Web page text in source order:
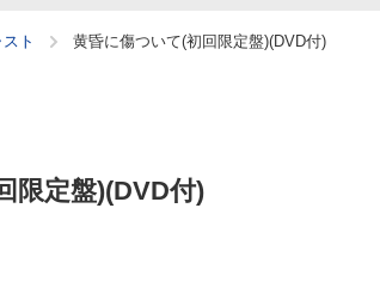
ト 黄昏に傷ついて(初回限定盤)(DVD付)
限定盤)(DVD付)